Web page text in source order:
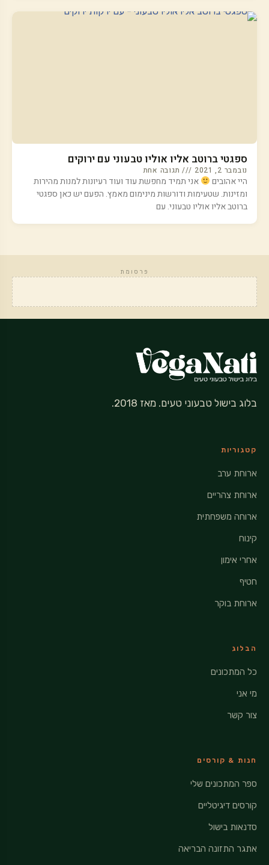
ספגטי ברוטב אליו אוליו טבעוני עם ירוקים
נובמבר 2, 2021 תגובה אחת
היי אהובים
אני תמיד מחפשת עוד ועוד רעיונות למנות מהירות
ומזינות. שטעימות ודורשות מינימום מאמץ. הפעם יש כאן ספגטי
ברוטב אליו אוליו טבעוני. עם
פרסומת
בלוג בישול טבעוני טעים. מאז 2018.
קטגוריות
ארוחת ערב
ארוחת צהריים
ארוחה משפחתית
קינוח
אחרי אימון
חטיף
ארוחת בוקר
הבלוג
כל המתכונים
מי אני
צור קשר
חנות & קורסים
ספר המתכונים שלי
קורסים דיגיטליים
סדנאות בישול
אתגר התזונה הבריאה